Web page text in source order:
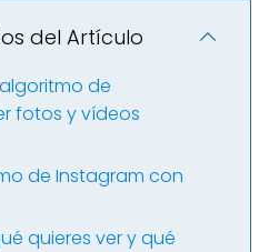
del Artículo
de
fotos y vídeos
de Instagram con
quieres ver y qué